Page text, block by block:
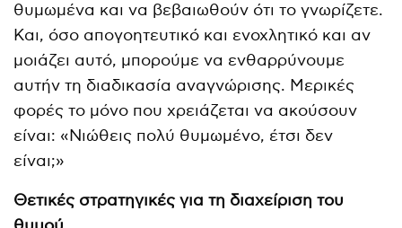
θυμωμένα και να βεβαιωθούν ότι το γνωρίζετε.
Και, όσο απογοητευτικό και ενοχλητικό και αν
μοιάζει αυτό, μπορούμε να ενθαρρύνουμε
αυτήν τη διαδικασία αναγνώρισης. Μερικές
φορές το μόνο που χρειάζεται να ακούσουν
είναι: «Νιώθεις πολύ θυμωμένο, έτσι δεν
είναι;»
Θετικές στρατηγικές για τη διαχείριση του